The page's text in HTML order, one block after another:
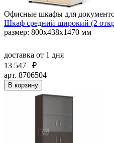
Офисные шкафы для
Шкаф средний широкий (2
размер: 800x438x1470 мм
доставка от 1 дня
13 547
₽
арт. 8706504
В корзину